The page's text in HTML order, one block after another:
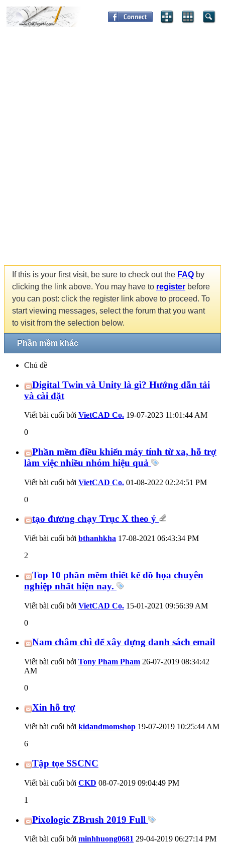
If this is your first visit, be sure to check out the FAQ by
clicking the link above. You may have to register before
you can post: click the register link above to proceed. To
start viewing messages, select the forum that you want
to visit from the selection below.
Phần mềm khác
Chủ đề
Digital Twin và Unity là gì? Hướng dẫn tải
và cài đặt
Viết bài cuối bởi VietCAD Co. 19-07-2023 11:01:44 AM
0
Phần mềm điều khiển máy tính từ xa, hỗ trợ
làm việc nhiều nhóm hiệu quả
Viết bài cuối bởi VietCAD Co. 01-08-2022 02:24:51 PM
0
tạo đương chạy Trục X theo ý
Viết bài cuối bởi bthanhkha 17-08-2021 06:43:34 PM
2
Top 10 phần mềm thiết kế đồ họa chuyên
nghiệp nhất hiện nay.
Viết bài cuối bởi VietCAD Co. 15-01-2021 09:56:39 AM
0
Nam châm chì để xây dựng danh sách email
Viết bài cuối bởi Tony Pham Pham 26-07-2019 08:34:42
AM
0
Xin hỗ trợ
Viết bài cuối bởi kidandmomshop 19-07-2019 10:25:44 AM
6
Tập tọe SSCNC
Viết bài cuối bởi CKD 08-07-2019 09:04:49 PM
1
Pixologic ZBrush 2019 Full
Viết bài cuối bởi minhhuong0681 29-04-2019 06:27:14 PM